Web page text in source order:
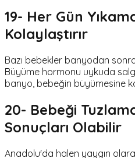
19- Her Gün
Kolaylaştırır
Bazı bebekler banyodan
Büyüme hormonu uykuda
banyo, bebeğin büyümesine
20- Bebeği
Sonuçları Olabilir
Anadolu'da halen yaygın